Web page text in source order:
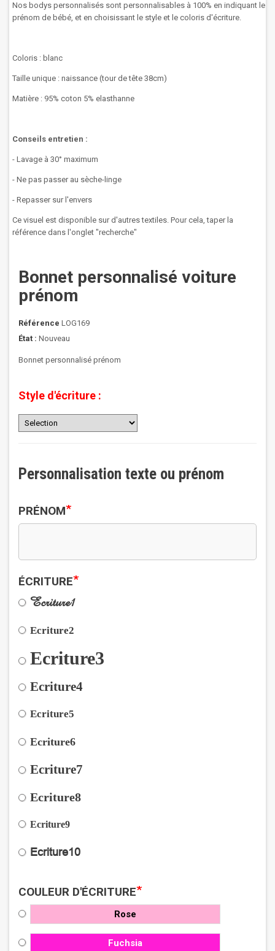
Nos bodys personnalisés sont personnalisables à 100% en indiquant le
prénom de bébé, et en choisissant le style et le coloris d'écriture.
Coloris : blanc
Taille unique : naissance (tour de tête 38cm)
Matière : 95% coton 5% elasthanne
Conseils entretien :
- Lavage à 30° maximum
- Ne pas passer au sèche-linge
- Repasser sur l'envers
Ce visuel est disponible sur d'autres textiles. Pour cela, taper la
référence dans l'onglet "recherche"
Bonnet personnalisé voiture
prénom
Référence LOG169
État : Nouveau
Bonnet personnalisé prénom
Style d'écriture :
Personnalisation texte ou prénom
PRÉNOM*
ÉCRITURE*
Ecriture1
Ecriture2
Ecriture3
Ecriture4
Ecriture5
Ecriture6
Ecriture7
Ecriture8
Ecriture9
Ecriture10
COULEUR D'ÉCRITURE*
Rose
Fuchsia